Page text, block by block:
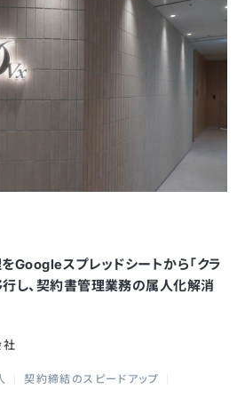
Googleスプレッドシートから「クラ
行し、契約書管理業務の属人化解消
社
契約締結のスピードアップ